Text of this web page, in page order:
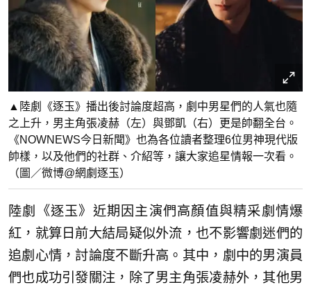
▲陸劇《逐玉》播出後討論度超高，劇中男星們的人氣也隨
之上升，男主角張凌赫（左）與鄧凱（右）更是帥翻全台。
《NOWNEWS今日新聞》也為各位讀者整理6位男神現代版
帥樣，以及他們的社群、介紹等，讓大家追星情報一次看。
（圖／微博@網劇逐玉）
陸劇《逐玉》近期因主演們高顏值與精采劇情爆
紅，就算日前大結局疑似外流，也不影響劇迷們的
追劇心情，討論度不斷升高。其中，劇中的男演員
們也成功引發關注，除了男主角張凌赫外，其他男